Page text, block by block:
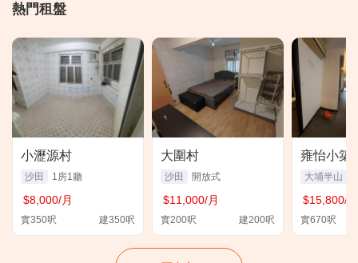
熱門租盤
小瀝源村
沙田 1房1廳
$8,000/月
實350呎 建350呎
大圍村
沙田 開放式
$11,000/月
實200呎 建200呎
雍怡小築
大埔半山
$15,800/月
實670呎